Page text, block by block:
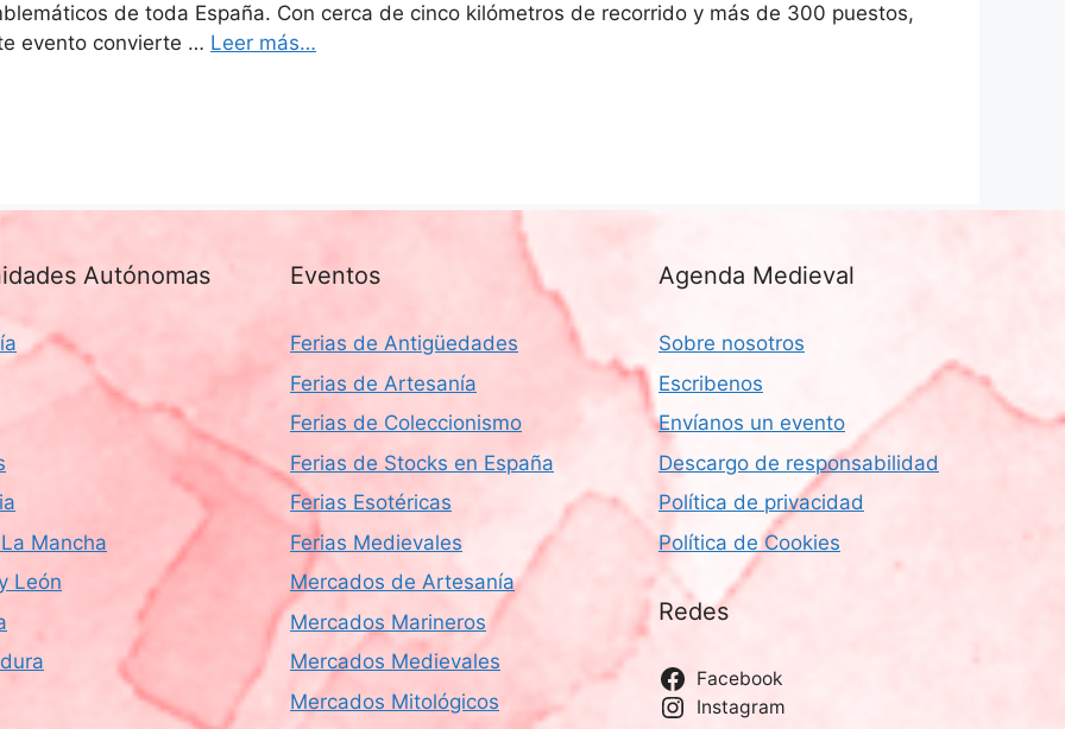
de toda España. Con cerca de cinco kilómetros de recorrido y más de 300 puestos,
evento convierte … Leer más…
Autónomas
Mancha
León
Eventos
Ferias de Antigüedades
Ferias de Artesanía
Ferias de Coleccionismo
Ferias de Stocks en España
Ferias Esotéricas
Ferias Medievales
Mercados de Artesanía
Mercados Marineros
Mercados Medievales
Mercados Mitológicos
Agenda Medieval
Sobre nosotros
Escribenos
Envíanos un evento
Descargo de responsabilidad
Política de privacidad
Política de Cookies
Redes
Facebook
Instagram